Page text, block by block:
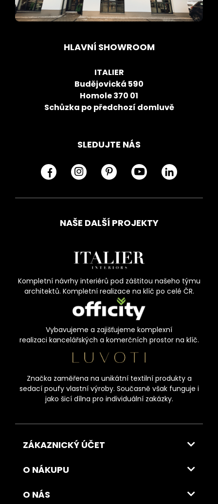
HLAVNÍ SHOWROOM
ITALIER
Budějovická 590
Homole 370 01
Schůzka po předchozí domluvě
SLEDUJTE NÁS
NAŠE DALŠÍ PROJEKTY
Kompletní návrhy interiérů pod záštitou našeho týmu
architektů. Kompletní realizace na klíč po celé ČR.
Vybavujeme a zajišťujeme komplexní
realizaci kancelářských a komerčních prostor na klíč.
Značka zaměřena na unikátní textilní produkty a
sedací poufy vlastní výroby. Současně však funguje i
jako šicí dílna pro individuální zakázky.
ZÁKAZNICKÝ ÚČET
O NÁKUPU
O NÁS